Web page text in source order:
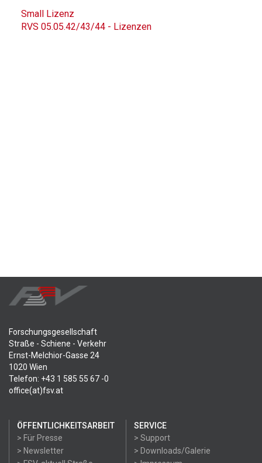
Small Lizenz
RVS 05.05.42/43/44 - Lizenzen
Forschungsgesellschaft
Straße - Schiene - Verkehr
Ernst-Melchior-Gasse 24
1020 Wien
Telefon: +43 1 585 55 67 -0
office(at)fsv.at
ÖFFENTLICHKEITSARBEIT
> Für Presse
> Newsletter
SERVICE
> Support
> Downloads/Galerie